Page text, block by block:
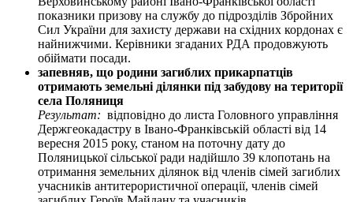
показники призову на службу до підрозділів Збройних
Сил України для захисту держави на східних кордонах є
найнижчими. Керівники згаданих РДА продовжують
обіймати посади.
запевняв, що родини загиблих прикарпатців
отримають земельні ділянки під забудову на території
села Поляниця
Результат: відповідно до листа Головного управління
Держгеокадастру в Івано-Франківській області від 14
вересня 2015 року, станом на поточну дату до
Поляницької сільської ради надійшло 39 клопотань на
отримання земельних ділянок від членів сімей загиблих
учасників антитерористичної операції, членів сімей